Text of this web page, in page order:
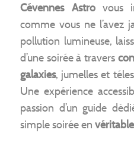
Cévennes Astrovous
comme vous ne l’avez
pollution lumineuse,
d’une soirée à travers
galaxies, jumelles et
Une expérience
passion d’un guide
simple soirée en